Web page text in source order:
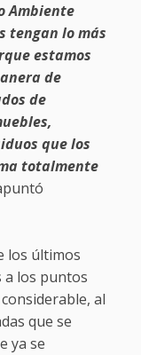
Ambiente
tengan lo más
estamos
de
de
que los
totalmente
los últimos
a los puntos
al
que se
ya se